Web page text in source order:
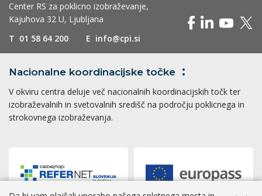
Center RS za poklicno izobraževanje,
Kajuhova 32 U, Ljubljana
T 01 58 64 200 E info@cpi.si
Nacionalne koordinacijske točke
V okviru centra deluje več nacionalnih koordinacijskih točk ter
izobraževalnih in svetovalnih središč na področju poklicnega in
strokovnega izobraževanja.